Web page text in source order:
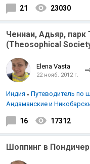
21 23030
Ченнаи, Адьяр,
(Theosophical
Elena Vasta
22 нояб. 2012 г.
Индия Путеводитель по
Андаманские и
16 17312
Шоппинг в